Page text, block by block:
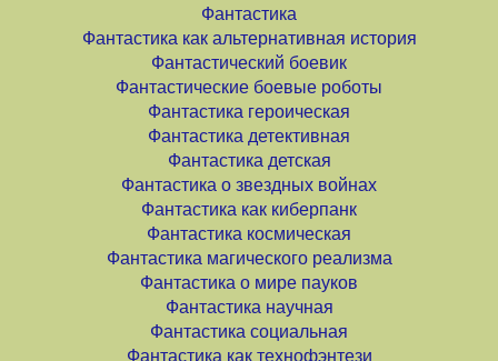
Фантастика
Фантастика как альтернативная история
Фантастический боевик
Фантастические боевые роботы
Фантастика героическая
Фантастика детективная
Фантастика детская
Фантастика о звездных войнах
Фантастика как киберпанк
Фантастика космическая
Фантастика магического реализма
Фантастика о мире пауков
Фантастика научная
Фантастика социальная
Фантастика как технофэнтези